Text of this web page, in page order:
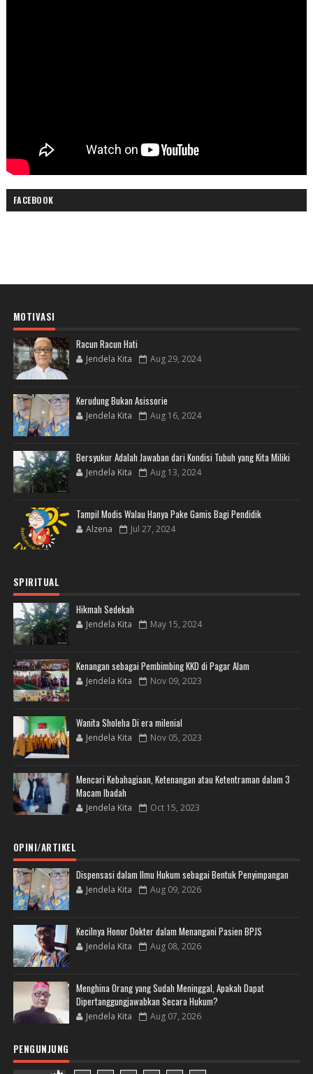
FACEBOOK
MOTIVASI
Racun Racun Hati
Jendela Kita Aug 29, 2024
Kerudung Bukan Asissorie
Jendela Kita Aug 16, 2024
Bersyukur Adalah Jawaban dari Kondisi Tubuh yang Kita Miliki
Jendela Kita Aug 13, 2024
Tampil Modis Walau Hanya Pake Gamis Bagi Pendidik
Alzena Jul 27, 2024
SPIRITUAL
Hikmah Sedekah
Jendela Kita May 15, 2024
Kenangan sebagai Pembimbing KKD di Pagar Alam
Jendela Kita Nov 09, 2023
Wanita Sholeha Di era milenial
Jendela Kita Nov 05, 2023
Mencari Kebahagiaan, Ketenangan atau Ketentraman dalam 3
Macam Ibadah
Jendela Kita Oct 15, 2023
OPINI/ARTIKEL
Dispensasi dalam Ilmu Hukum sebagai Bentuk Penyimpangan
Jendela Kita Aug 09, 2026
Kecilnya Honor Dokter dalam Menangani Pasien BPJS
Jendela Kita Aug 08, 2026
Menghina Orang yang Sudah Meninggal, Apakah Dapat
Dipertanggungjawabkan Secara Hukum?
Jendela Kita Aug 07, 2026
PENGUNJUNG